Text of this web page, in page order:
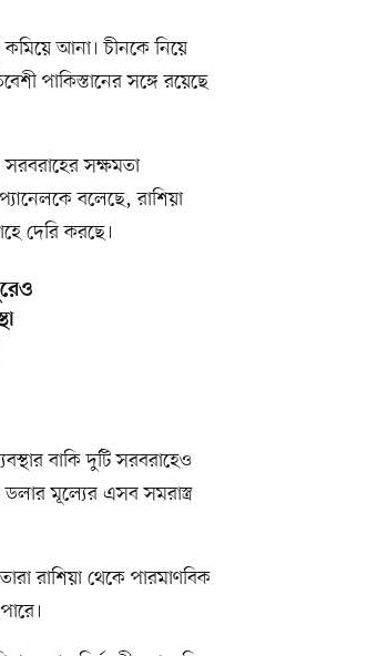
কমিয়ে আনা। চীনকে নিয়ে
পাকিস্তানের সঙ্গে রয়েছে
সক্ষমতা
বলেছে, রাশিয়া
দেরি করছে।
বাকি দুটি সরবরাহেও
মূল্যের এসব সমরাস্ত্র
রাশিয়া থেকে পারমাণবিক